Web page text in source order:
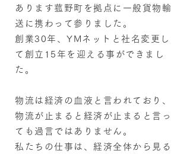
あります菰野町を拠点に一般貨物輸
送に携わって参りました。
創業30年、YMネットと社名変更し
て創立15年を迎える事ができまし
た。
物流は経済の血液と言われており、
物流が止まると経済が止まると言っ
ても過言ではありません。
私たちの仕事は、経済全体から見る